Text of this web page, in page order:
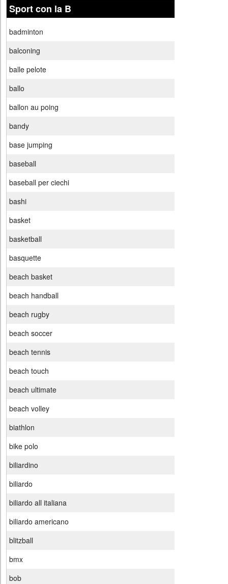
Sport con la B
badminton
balconing
balle pelote
ballo
ballon au poing
bandy
base jumping
baseball
baseball per ciechi
bashi
basket
basketball
basquette
beach basket
beach handball
beach rugby
beach soccer
beach tennis
beach touch
beach ultimate
beach volley
biathlon
bike polo
biliardino
biliardo
biliardo all italiana
biliardo americano
blitzball
bmx
bob